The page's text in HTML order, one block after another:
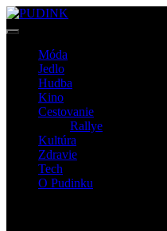
Móda
Jedlo
Hudba
Kino
Cestovanie
Rallye
Kultúra
Zdravie
Tech
O Pudinku